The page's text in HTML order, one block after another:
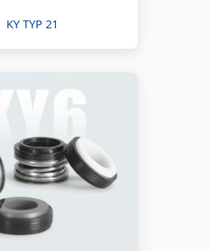
KY TYP 21